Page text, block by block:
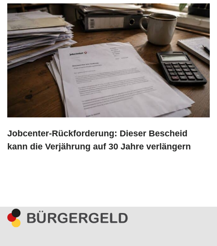
Jobcenter-Rückforderung: Dieser Bescheid
kann die Verjährung auf 30 Jahre verlängern